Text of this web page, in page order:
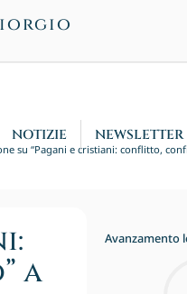
NOTIZIE NEWSLETTER
su “Pagani e cristiani: conflitto,
a
Avanzamento